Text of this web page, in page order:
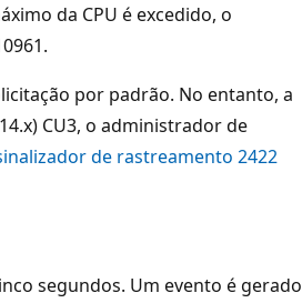
da CPU é excedido, o
por padrão. No entanto, a
CU3, o administrador de
de rastreamento 2422
segundos. Um evento é gerado